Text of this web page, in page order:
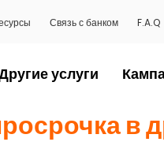
Связь с банком F.A.Q
услуги
в